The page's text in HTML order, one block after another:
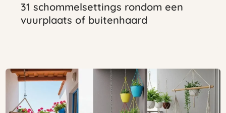
31 schommelsettings rondom een
vuurplaats of buitenhaard